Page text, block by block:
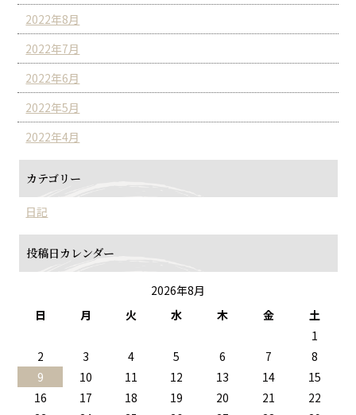
2022年8月
2022年7月
2022年6月
2022年5月
2022年4月
カテゴリー
日記
投稿日カレンダー
2026年8月
日
月 火 水 木 金
土
1
2
3 4 5 6 7
8
9
10 11 12 13 14
15
16
17 18 19 20 21
22